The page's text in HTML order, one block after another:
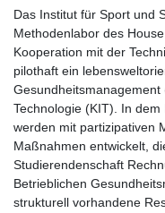
Das Institut für Sport und
Methodenlabor des
Kooperation mit der
pilothaft ein
Technologie (KIT). In dem
werden mit partizipativen
Maßnahmen entwickelt,
Studierendenschaft
Betrieblichen
strukturell vorhandene